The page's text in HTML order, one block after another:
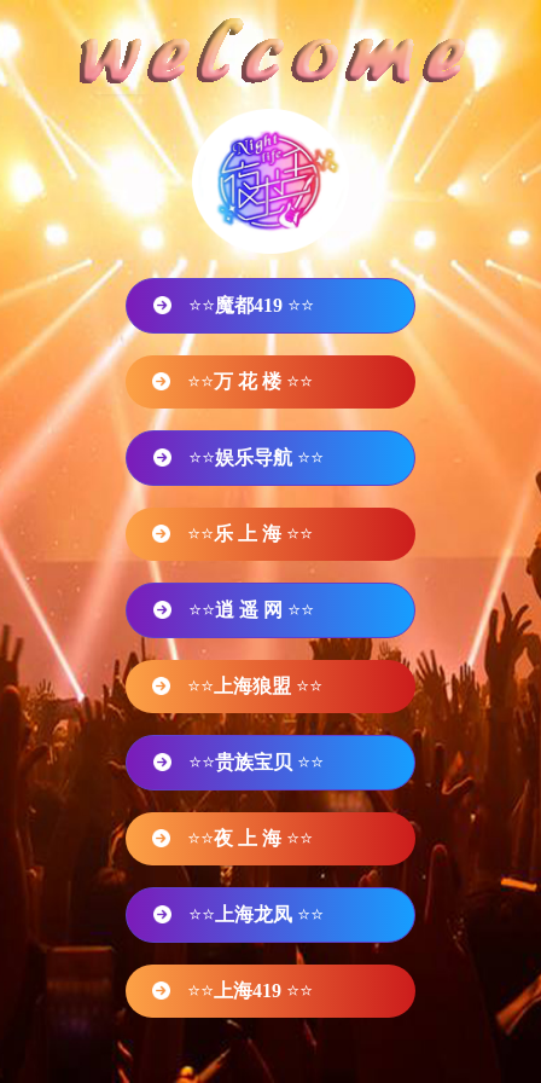
⭐⭐魔都419 ⭐⭐
⭐⭐万 花 楼 ⭐⭐
⭐⭐娱乐导航 ⭐⭐
⭐⭐乐 上 海 ⭐⭐
⭐⭐逍 遥 网 ⭐⭐
⭐⭐ 上海狼盟 ⭐⭐
⭐⭐贵族宝贝 ⭐⭐
⭐⭐夜 上 海 ⭐⭐
⭐⭐ 上海龙凤 ⭐⭐
⭐⭐ 上海419 ⭐⭐